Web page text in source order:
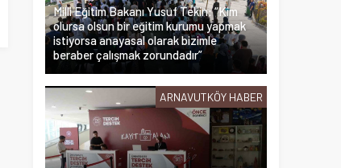
Milli Eğitim Bakanı Yusuf Tekin: “Kim
olursa olsun bir eğitim kurumu yapmak
istiyorsa anayasal olarak bizimle
beraber çalışmak zorundadır”
ARNAVUTKÖY HABER